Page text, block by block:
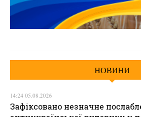
НОВИНИ
14:24 05.08.2026
Зафіксовано незначне